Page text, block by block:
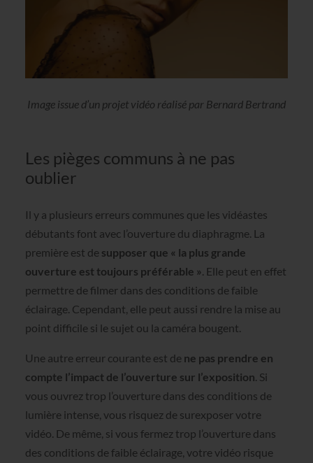
Image issue d’un projet vidéo réalisé par Bernard Bertrand
Les pièges communs à ne pas
oublier
Il y a plusieurs erreurs communes que les vidéastes
débutants font avec l’ouverture du diaphragme. La
première est de supposer que « la plus grande
ouverture est toujours préférable » . Elle peut en effet
permettre de filmer dans des conditions de faible
éclairage. Cependant, elle peut aussi rendre la mise au
point difficile si le sujet ou la caméra bougent.
Une autre erreur courante est de ne pas prendre en
compte l’impact de l’ouverture sur l’exposition. Si
vous ouvrez trop l’ouverture dans des conditions de
lumière intense, vous risquez de surexposer votre
vidéo. De même, si vous fermez trop l’ouverture dans
des conditions de faible éclairage, votre vidéo risque